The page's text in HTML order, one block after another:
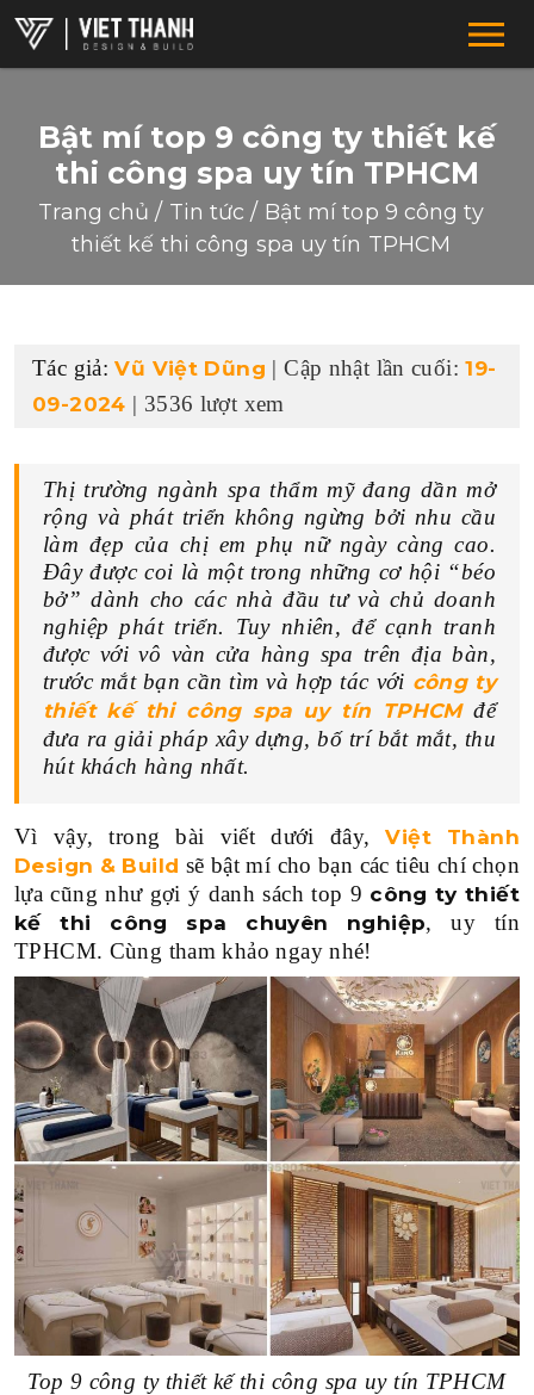
F&B-RESTAURANT-COFFEE
FASHION-SHOES-BAGS
SPA-BEAUTY-NAI-SALON
THEO CHUẨN LOẠI
THIẾT KẾ THI CÔNG NHÀ HÀNG-COFFEE
THIẾT KẾ THI CÔNG SHOWROOM-MARKET
THIẾT KẾ THI CÔNG BIỆT THỰ-CĂN HỘ
THEO DIỆN TÍCH
DƯỚI 100M2
100M2-500M2
500M2-1000M2
TRÊN 1000M2
THEO TIẾN ĐỘ
VỪA KHAI TRƯƠNG
SẮP KHỞI CÔNG
ĐANG THI CÔNG
Bật mí top 9 công ty thiết kế
thi công spa uy tín TPHCM
Trang chủ / Tin tức / Bật mí top 9 công ty
thiết kế thi công spa uy tín TPHCM
Tác giả:Vũ Việt Dũng | Cập nhật lần cuối:19-
09-2024 | 3536 lượt xem
Thị trường ngành spa thẩm mỹ đang dần mở
rộng và phát triển không ngừng bởi nhu cầu
làm đẹp của chị em phụ nữ ngày càng cao.
Đây được coi là một trong những cơ hội “béo
bở” dành cho các nhà đầu tư và chủ doanh
nghiệp phát triển. Tuy nhiên, để cạnh tranh
được với vô vàn cửa hàng spa trên địa bàn,
trước mắt bạn cần tìm và hợp tác với công ty
thiết kế thi công spa uy tín TPHCMđể
đưa ra giải pháp xây dựng, bố trí bắt mắt, thu
hút khách hàng nhất.
Vì vậy, trong bài viết dưới đây,Việt Thành
Design & Build sẽ bật mí cho bạn các tiêu chí chọn
lựa cũng như gợi ý danh sách top 9 công ty thiết
kế thi công spa chuyên nghiệp, uy tín
TPHCM. Cùng tham khảo ngay nhé!
Top 9 công ty thiết kế thi công spa uy tín TPHCM